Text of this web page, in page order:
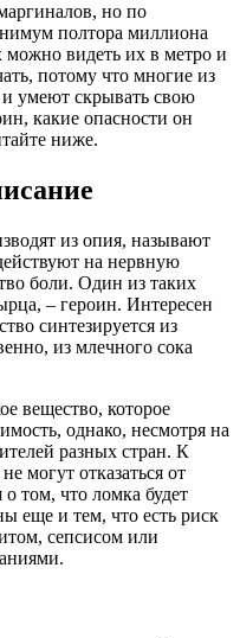
но по
полтора миллиона
можно видеть их в метро и
потому что многие из
умеют скрывать свою
какие опасности он
ниже.
из опия, называют
на нервную
боли. Один из таких
– героин. Интересен
синтезируется из
из млечного сока
вещество, которое
однако, несмотря на
разных стран. К
могут отказаться от
том, что ломка будет
еще и тем, что есть риск
сепсисом или